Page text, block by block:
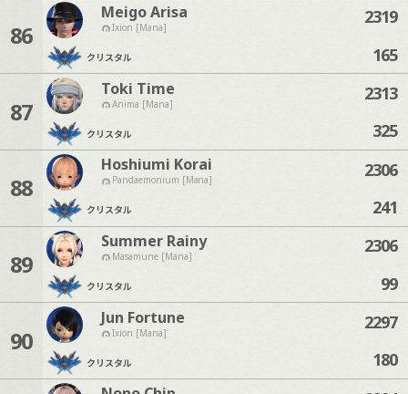
86
Meigo Arisa
Ixion [Mana]
クリスタル
2319
165
87
Toki Time
Anima [Mana]
クリスタル
2313
325
88
Hoshiumi Korai
Pandaemonium [Mana]
クリスタル
2306
241
89
Summer Rainy
Masamune [Mana]
クリスタル
2306
99
90
Jun Fortune
Ixion [Mana]
クリスタル
2297
180